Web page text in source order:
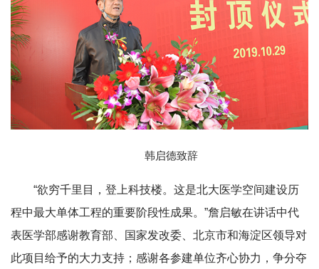
韩启德致辞
“欲穷千里目，登上科技楼。这是北大医学空间建设历
程中最大单体工程的重要阶段性成果。”詹启敏在讲话中代
表医学部感谢教育部、国家发改委、北京市和海淀区领导对
此项目给予的大力支持；感谢各参建单位齐心协力，争分夺